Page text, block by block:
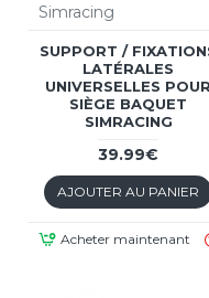
Simracing
SUPPORT /
LATÉRALES
UNIVERSELLES POUR
SIÈGE BAQUET
SIMRACING
39.99€
AJOUTER AU PANIER
Acheter maintenant